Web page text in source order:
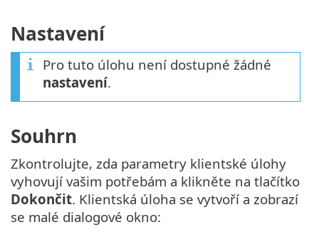
Nastavení
Pro tuto úlohu není dostupné žádné
nastavení.
Souhrn
Zkontrolujte, zda parametry klientské úlohy
vyhovují vašim potřebám a klikněte na tlačítko
Dokončit. Klientská úloha se vytvoří a zobrazí
se malé dialogové okno: